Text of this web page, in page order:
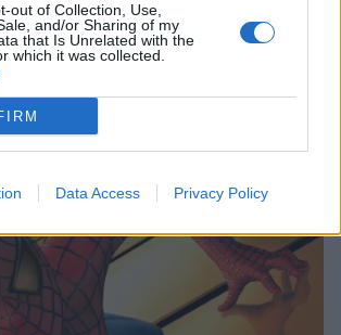
out of Collection, Use,
and/or Sharing of my
that Is Unrelated with the
which it was collected.
Data Access Privacy Policy
tukia
vuoksi